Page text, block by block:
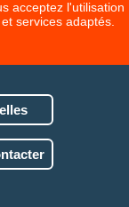
acceptez l'utilisation
services adaptés.